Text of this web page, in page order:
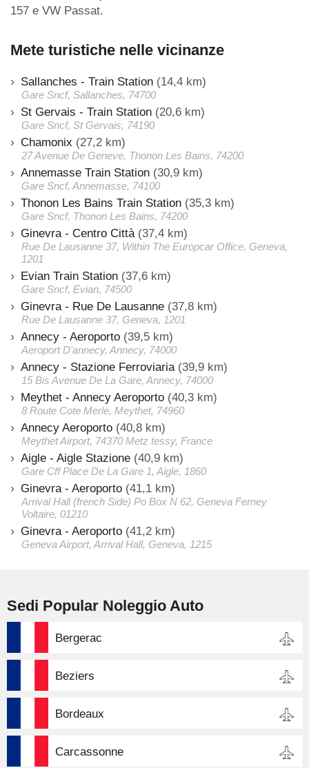
157 e VW Passat.
Mete turistiche nelle vicinanze
Sallanches - Train Station (14,4 km)
Gare Sncf, Sallanches, 74700
St Gervais - Train Station (20,6 km)
Gare Sncf, St Gervais, 74190
Chamonix (27,2 km)
27 Avenue De Geneve, Thonon Les Bains, 74200
Annemasse Train Station (30,9 km)
Gare Sncf, Annemasse, 74100
Thonon Les Bains Train Station (35,3 km)
Gare Sncf, Thonon Les Bains, 74200
Ginevra - Centro Città (37,4 km)
Rue De Lausanne 37, Within The Europcar Office, Geneva,
1201
Evian Train Station (37,6 km)
Gare Sncf, Evian, 74500
Ginevra - Rue De Lausanne (37,8 km)
Rue De Lausanne 37, Geneva, 1201
Annecy - Aeroporto (39,5 km)
Aeroport D'annecy, Annecy, 74000
Annecy - Stazione Ferroviaria (39,9 km)
15 Bis Avenue De La Gare, Annecy, 74000
Meythet - Annecy Aeroporto (40,3 km)
8 Route Cote Merle, Meythet, 74960
Annecy Aeroporto (40,8 km)
Meythet Airport, 74370 Metz tessy, France
Aigle - Aigle Stazione (40,9 km)
Gare Cff Place De La Gare 1, Aigle, 1860
Ginevra - Aeroporto (41,1 km)
Arrival Hall (french Side) Po Box N 62, Geneva Ferney
Voltaire, 01210
Ginevra - Aeroporto (41,2 km)
Geneva Airport, Arrival Hall, Geneva, 1215
Sedi Popular Noleggio Auto
Bergerac
Beziers
Bordeaux
Carcassonne